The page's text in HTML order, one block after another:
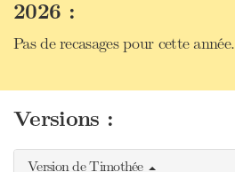
2026 :
Pas de recasages pour cette année.
Versions :
Version de Timothée